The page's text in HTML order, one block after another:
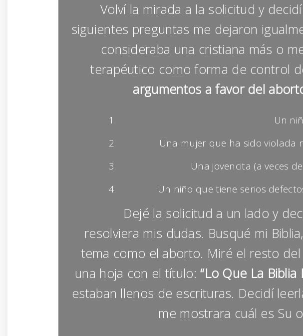
Volví la mirada a la solicitud y decidí
siguientes preguntas me dejaron
consideraba una cristiana más o
terapéutico como forma de control
argumentos a favor del
Un
Una mujer que ha sido
Una jovencita (a veces
Un niño que tiene serios
Dejé la solicitud a un lado y
resolviera mis dudas. Busqué mi
tema como el aborto. Miré el resto
una hoja con el título: “Lo Que La
estaban llenos de escrituras. Decidí
me mostrara cuál es Su